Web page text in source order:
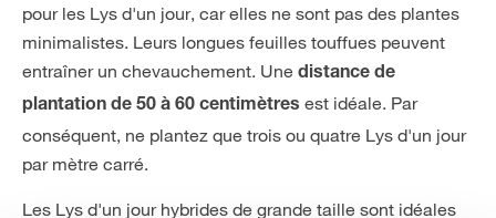
pour les Lys d'un jour, car elles ne sont pas des plantes
minimalistes. Leurs longues feuilles touffues peuvent
entraîner un chevauchement. Une distance de
plantation de 50 à 60 centimètres est idéale. Par
conséquent, ne plantez que trois ou quatre Lys d'un jour
par mètre carré.
Les Lys d'un jour hybrides de grande taille sont idéales